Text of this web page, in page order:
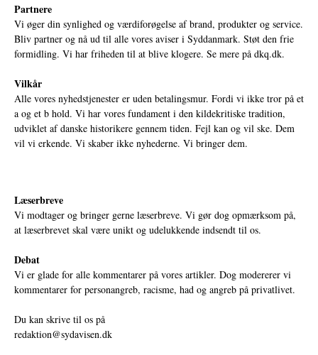
Partnere
Vi øger din synlighed og værdiforøgelse af brand, produkter og service.
Bliv partner og nå ud til alle vores aviser i Syddanmark. Støt den frie
formidling. Vi har friheden til at blive klogere. Se mere på dkq.dk.
Vilkår
Alle vores nyhedstjenester er uden betalingsmur. Fordi vi ikke tror på et
a og et b hold. Vi har vores fundament i den kildekritiske tradition,
udviklet af danske historikere gennem tiden. Fejl kan og vil ske. Dem
vil vi erkende. Vi skaber ikke nyhederne. Vi bringer dem.
Læserbreve
Vi modtager og bringer gerne læserbreve. Vi gør dog opmærksom på,
at læserbrevet skal være unikt og udelukkende indsendt til os.
Debat
Vi er glade for alle kommentarer på vores artikler. Dog modererer vi
kommentarer for personangreb, racisme, had og angreb på privatlivet.
Du kan skrive til os på
redaktion@sydavisen.dk